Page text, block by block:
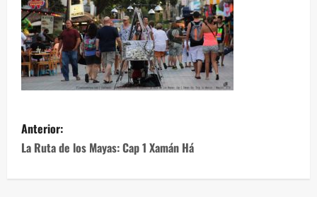
Anterior:
La Ruta de los Mayas: Cap 1 Xamán Há